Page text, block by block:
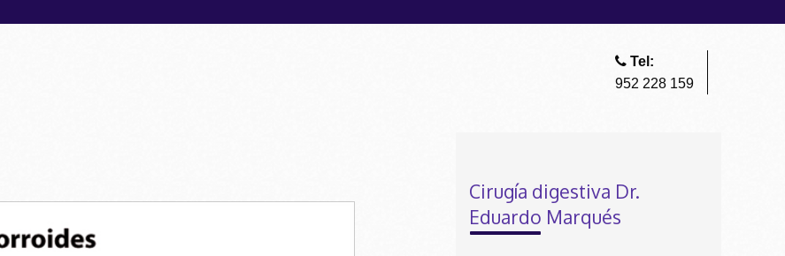
Tel:
952 228 159
Cirugía digestiva Dr.
Eduardo Marqués